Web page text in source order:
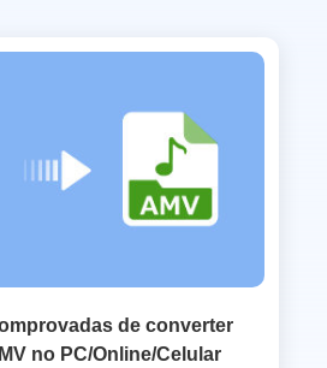
de converter
no PC/Online/Celular